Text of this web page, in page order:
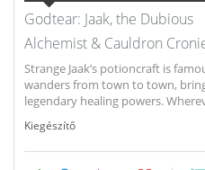
Godtear: Jaak, the Dubious
Alchemist & Cauldron
Strange Jaak’s potioncraft is
wanders from town to town,
legendary healing powers.
Kiegészítő